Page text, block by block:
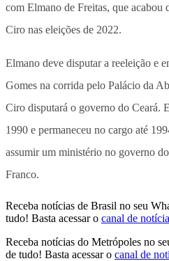
com Elmano de Freitas, que
Ciro nas eleições de 2022.
Elmano deve disputar a reeleição e
Gomes na corrida pelo Palácio da
Ciro disputará o governo do Ceará.
1990 e permaneceu no cargo até
assumir um ministério no governo
Franco.
Receba notícias de Brasil no seu
tudo! Basta acessar o canal de
Receba notícias do Metrópoles no
de tudo! Basta acessar o canal de